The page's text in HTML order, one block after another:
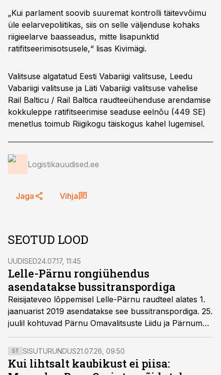
„Kui parlament soovib suuremat kontrolli täitevvõimu
üle eelarvepoliitikas, siis on selle väljenduse kohaks
riigieelarve baasseadus, mitte lisapunktid
ratifitseerimisotsusele,“ lisas Kivimägi.
Valitsuse algatatud Eesti Vabariigi valitsuse, Leedu
Vabariigi valitsuse ja Läti Vabariigi valitsuse vahelise
Rail Balticu / Rail Baltica raudteeühenduse arendamise
kokkuleppe ratifitseerimise seaduse eelnõu (449 SE)
menetlus toimub Riigikogu täiskogus kahel lugemisel.
Logistikauudised.ee
Jaga Vihja
SEOTUD LOOD
UUDISED24.07.17, 11:45
Lelle-Pärnu rongiühendus
asendatakse bussitranspordiga
Reisijateveo lõppemisel Lelle-Pärnu raudteel alates 1.
jaanuarist 2019 asendatakse see bussitranspordiga. 25.
juulil kohtuvad Pärnu Omavalitsuste Liidu ja Pärnumaa
Ühistranspordikeskuse esindajad, et hakata otsima
piirkonna elanike transpordiks kõige otstarbekamaid
lahendusi.
ST SISUTURUNDUS21.07.26, 09:50
Kui lihtsalt kaubikust ei piisa: